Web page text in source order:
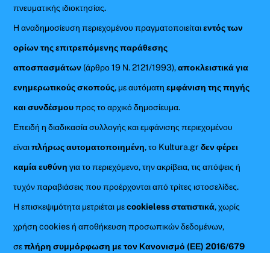
πνευματικής ιδιοκτησίας.
Η αναδημοσίευση περιεχομένου πραγματοποιείταιεντός των
ορίων της επιτρεπόμενης παράθεσης
αποσπασμάτων (άρθρο 19 Ν. 2121/1993),αποκλειστικά για
ενημερωτικούς σκοπούς, με αυτόματηεμφάνιση της πηγής
και συνδέσμουπρος το αρχικό δημοσίευμα.
Επειδή η διαδικασία συλλογής και εμφάνισης περιεχομένου
είναιπλήρως αυτοματοποιημένη, το Kultura.grδεν φέρει
καμία ευθύνη για το περιεχόμενο, την ακρίβεια, τις απόψεις ή
τυχόν παραβιάσεις που προέρχονται από τρίτες ιστοσελίδες.
Η επισκεψιμότητα μετριέται μεcookieless στατιστικά, χωρίς
χρήση cookies ή αποθήκευση προσωπικών δεδομένων,
σεπλήρη συμμόρφωση με τον Κανονισμό (ΕΕ) 2016/679